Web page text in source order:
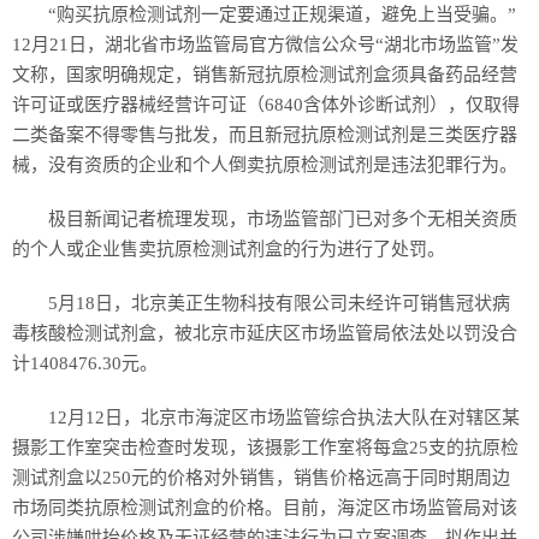
“购买抗原检测试剂一定要通过正规渠道，避免上当受骗。”
12月21日，湖北省市场监管局官方微信公众号“湖北市场监管”发
文称，国家明确规定，销售新冠抗原检测试剂盒须具备药品经营
许可证或医疗器械经营许可证（6840含体外诊断试剂），仅取得
二类备案不得零售与批发，而且新冠抗原检测试剂是三类医疗器
械，没有资质的企业和个人倒卖抗原检测试剂是违法犯罪行为。
极目新闻记者梳理发现，市场监管部门已对多个无相关资质
的个人或企业售卖抗原检测试剂盒的行为进行了处罚。
5月18日，北京美正生物科技有限公司未经许可销售冠状病
毒核酸检测试剂盒，被北京市延庆区市场监管局依法处以罚没合
计1408476.30元。
12月12日，北京市海淀区市场监管综合执法大队在对辖区某
摄影工作室突击检查时发现，该摄影工作室将每盒25支的抗原检
测试剂盒以250元的价格对外销售，销售价格远高于同时期周边
市场同类抗原检测试剂盒的价格。目前，海淀区市场监管局对该